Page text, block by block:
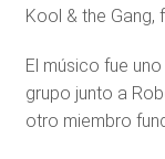
Kool & the Gang,
El músico fue
grupo junto a
otro miembro